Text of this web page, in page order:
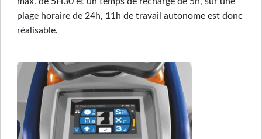
plage horaire de 24h, 11h de travail autonome est donc
réalisable.